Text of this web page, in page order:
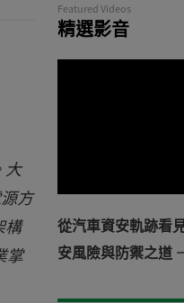
大
方
構
掌
Featured Videos
精選影音
從汽車資安軌跡看
安風險與防禦之道